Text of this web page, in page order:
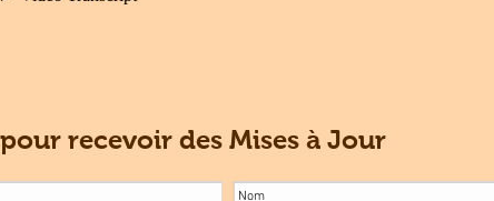
recevoir des Mises à Jour